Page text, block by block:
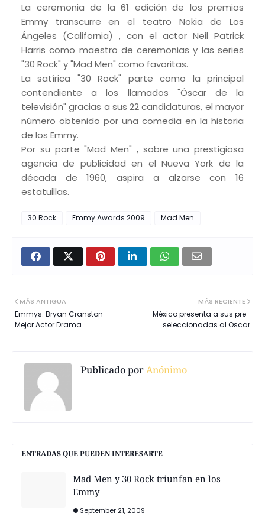
La ceremonia de la 61 edición de los premios
Emmy transcurre en el teatro Nokia de Los
Ángeles (California) , con el actor Neil Patrick
Harris como maestro de ceremonias y las series
"30 Rock" y "Mad Men" como favoritas.
La satírica "30 Rock" parte como la principal
contendiente a los llamados "Óscar de la
televisión" gracias a sus 22 candidaturas, el mayor
número obtenido por una comedia en la historia
de los Emmy.
Por su parte "Mad Men" , sobre una prestigiosa
agencia de publicidad en el Nueva York de la
década de 1960, aspira a alzarse con 16
estatuillas.
30 Rock Emmy Awards 2009 Mad Men
MÁS RECIENTE
México presenta a sus pre-
seleccionadas al Oscar
MÁS ANTIGUA
Emmys: Bryan Cranston -
Mejor Actor Drama
Publicado porAnónimo
ENTRADAS QUE PUEDEN INTERESARTE
Mad Men y 30 Rock triunfan en los
Emmy
September 21, 2009